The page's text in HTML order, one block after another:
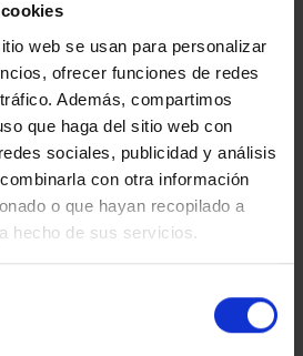
web se usan para personalizar
ofrecer funciones de redes
Además, compartimos
que haga del sitio web con
sociales, publicidad y análisis
con otra información
o que hayan recopilado a
hecho de sus servicios.
96,00 €